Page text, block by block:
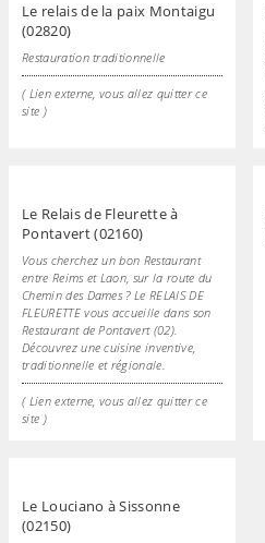
Le relais de la paix Montaigu
(02820)
Restauration traditionnelle
( Lien externe, vous allez quitter ce
site )
Le Relais de Fleurette à
Pontavert (02160)
Vous cherchez un bon Restaurant
entre Reims et Laon, sur la route du
Chemin des Dames ? Le RELAIS DE
FLEURETTE vous accueille dans son
Restaurant de Pontavert (02).
Découvrez une cuisine inventive,
traditionnelle et régionale.
( Lien externe, vous allez quitter ce
site )
Le Louciano à Sissonne
(02150)